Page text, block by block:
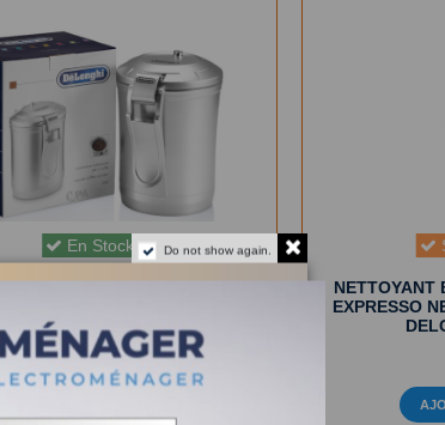
En Stock
- BOÎTE À CAFÉ SOUS VIDE
43,80 €
NETTOYANT
EXPRESSO
Do not show again.